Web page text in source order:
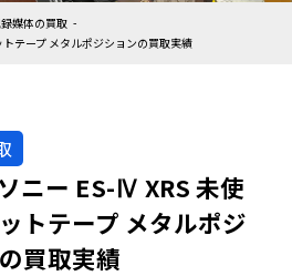
媒体の買取
テープ メタルポジションの買取実績
ニー ES-Ⅳ XRS 未使
トテープ メタルポジ
買取実績